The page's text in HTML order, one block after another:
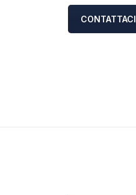
CONTATTACI